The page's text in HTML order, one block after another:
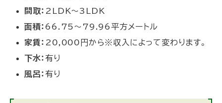
間取： 2LDK～3LDK
面積： 66.75～79.96平方メートル
家賃： 20,000円から※収入によって変わります。
下水： 有り
風呂： 有り